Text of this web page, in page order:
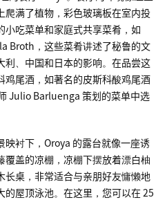
满了植物，彩色玻璃板在室内投
吃菜单和家庭式共享菜肴，如
Broth，这些菜肴讲述了秘鲁的文
、中国和日本的影响。在品尝这
尾酒，如著名的皮斯科酸鸡尾酒
Julio Barluenga 策划的菜单中选
衬下，Oroya 的露台就像一座诱
覆盖的凉棚，凉棚下摆放着漂白柚
桌，非常适合与亲朋好友慵懒地
屋顶泳池。在这里，您可以在 25